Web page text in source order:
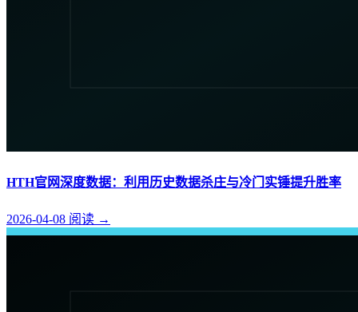
HTH官网深度数据：利用历史数据杀庄与冷门实锤提升胜率
2026-04-08 阅读 →